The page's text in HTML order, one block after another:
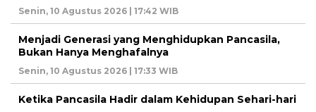
Senin, 10 Agustus 2026 | 17:42 WIB
Menjadi Generasi yang Menghidupkan Pancasila,
Bukan Hanya Menghafalnya
Senin, 10 Agustus 2026 | 17:33 WIB
Ketika Pancasila Hadir dalam Kehidupan Sehari-hari